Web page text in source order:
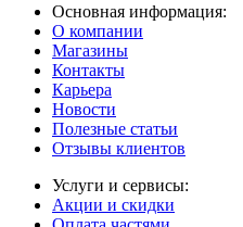
Основная информация:
О компании
Магазины
Контакты
Карьера
Новости
Полезные статьи
Отзывы клиентов
Услуги и сервисы:
Акции и скидки